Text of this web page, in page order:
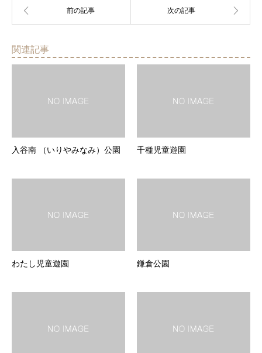
関連記事
入谷南 （いりやみなみ）公園 千種児童遊園
わたし児童遊園 鎌倉公園